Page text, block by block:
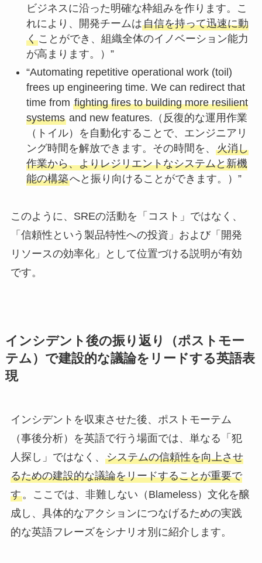
ビジネスに沿った明確な枠組みを作ります。こ
れにより、開発チームは自信を持って迅速に動
くことができ、組織全体のイノベーション能力
が高まります。）”
“Automating repetitive operational work (toil)
frees up engineering time. We can redirect that
time from fighting fires to building more resilient
systemsand new features.（反復的な運用作業
（トイル）を自動化することで、エンジニアリ
ング時間を解放できます。その時間を、 火消し
作業から、よりレジリエントなシステムと新機
能の構築へと振り向けることができます。）”
このように、SREの活動を「コスト」ではなく、
「信頼性という製品特性への投資」および「開発
リソースの効率化」として位置づける説明が有効
です。
インシデント後の振り返り（ポストモー
テム）で建設的な議論をリードする英語表
現
インシデントを収束させた後、ポストモーテム
（事後分析）を英語で行う場面では、単なる「犯
人探し」ではなく、 システムの信頼性を向上させ
るための建設的な議論をリードすることが重要で
す。ここでは、非難しない（Blameless）文化を醸
成し、具体的なアクションにつなげるための実践
的な英語フレーズをシナリオ別に紹介します。